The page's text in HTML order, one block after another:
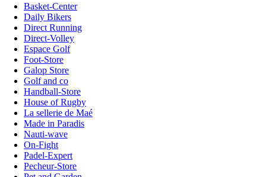
Basket-Center
Daily Bikers
Direct Running
Direct-Volley
Espace Golf
Foot-Store
Galop Store
Golf and co
Handball-Store
House of Rugby
La sellerie de Maé
Made in Paradis
Nauti-wave
On-Fight
Padel-Expert
Pecheur-Store